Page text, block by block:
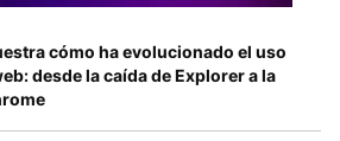
cómo ha evolucionado el uso
desde la caída de Explorer a la